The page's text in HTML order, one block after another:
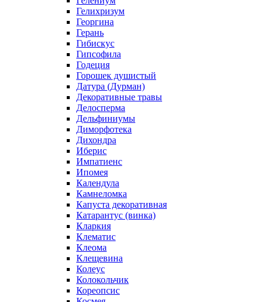
Гелихризум
Георгина
Герань
Гибискус
Гипсофила
Годеция
Горошек душистый
Датура (Дурман)
Декоративные травы
Делосперма
Дельфиниумы
Диморфотека
Дихондра
Иберис
Импатиенс
Ипомея
Календула
Камнеломка
Капуста декоративная
Катарантус (винка)
Кларкия
Клематис
Клеома
Клещевина
Колеус
Колокольчик
Кореопсис